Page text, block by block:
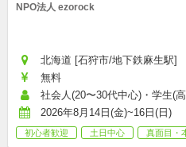
NPO法人 ezorock
北海道 [石狩市/地下鉄麻生駅]
無料
社会人(20〜30代中心)・学生(
2026年8月14日(金)~16日(日)
初心者歓迎 土日中心 真面目・